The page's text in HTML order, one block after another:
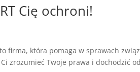
Cię ochroni!
firma, która pomaga w sprawach
zrozumieć Twoje prawa i dochodzić